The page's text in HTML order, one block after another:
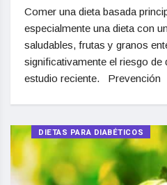
Comer una dieta basada
especialmente una dieta con
saludables, frutas y granos
significativamente el riesgo de
estudio reciente. Prevención
DIETAS PARA DIABÉTICOS